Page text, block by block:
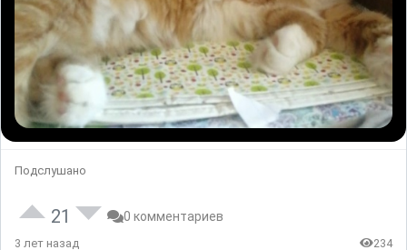
Подслушано
21 0 комментариев
3 лет назад 234